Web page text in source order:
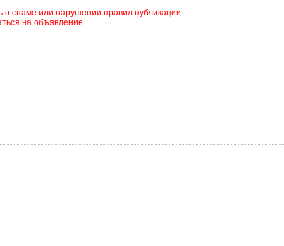
о спаме или нарушении правил публикации
на объявление